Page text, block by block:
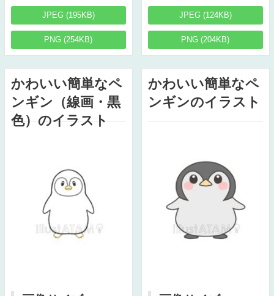
JPEG (195KB)
PNG (254KB)
JPEG (124KB)
PNG (204KB)
かわいい簡単なペ
ンギン（線画・黒
色）のイラスト
かわいい簡単なペ
ンギンのイラスト